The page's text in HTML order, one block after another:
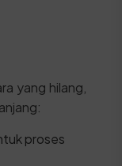
yang hilang,
proses